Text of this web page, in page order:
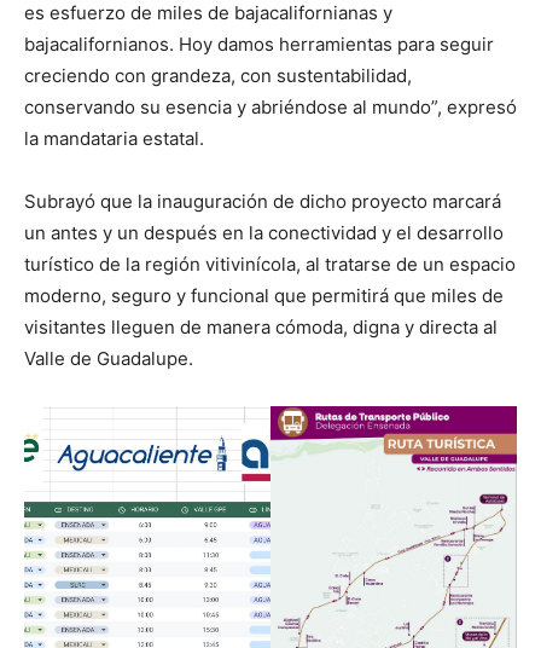
es esfuerzo de miles de bajacalifornianas y
bajacalifornianos. Hoy damos herramientas para seguir
creciendo con grandeza, con sustentabilidad,
conservando su esencia y abriéndose al mundo”, expresó
la mandataria estatal.
Subrayó que la inauguración de dicho proyecto marcará
un antes y un después en la conectividad y el desarrollo
turístico de la región vitivinícola, al tratarse de un espacio
moderno, seguro y funcional que permitirá que miles de
visitantes lleguen de manera cómoda, digna y directa al
Valle de Guadalupe.